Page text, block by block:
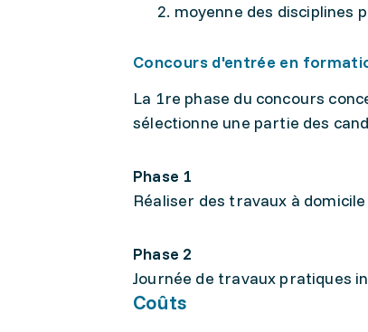
2. moyenne des disciplines
Concours d'entrée en
La 1re phase du concours
sélectionne une partie des
Phase 1
Réaliser des travaux à
Phase 2
Journée de travaux pratiques
Coûts